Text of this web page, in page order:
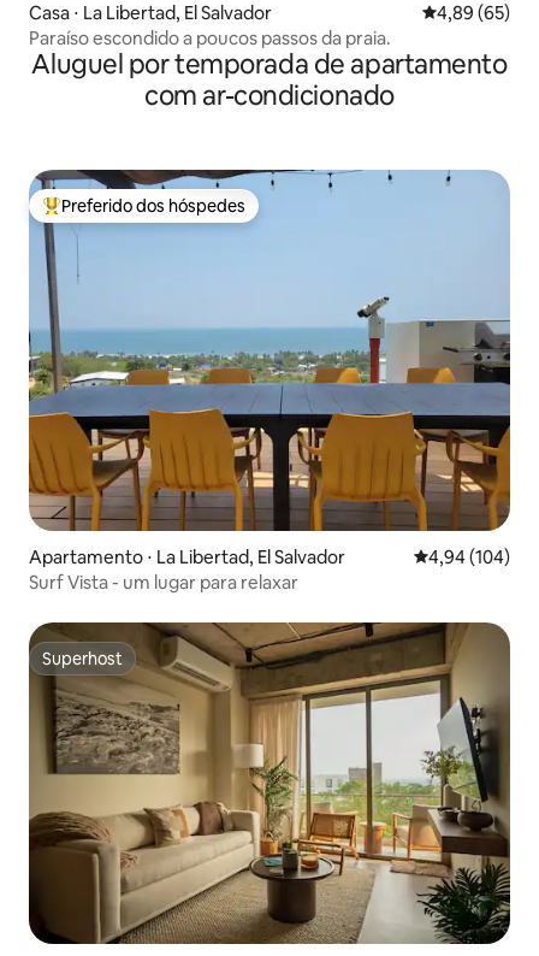
Casa ⋅ La Libertad, El Salvador 4,89 de uma
4,89 (65)
Paraíso escondido a poucos passos da praia.
Aluguel por temporada de apartamento
com ar-condicionado
Entre os melhores preferidos dos hóspedes
Preferido dos hóspedes
Apartamento ⋅ La Libertad, El Salvador 4,94 de uma
4,94 (104)
Surf Vista - um lugar para relaxar
Superhost
Superhost